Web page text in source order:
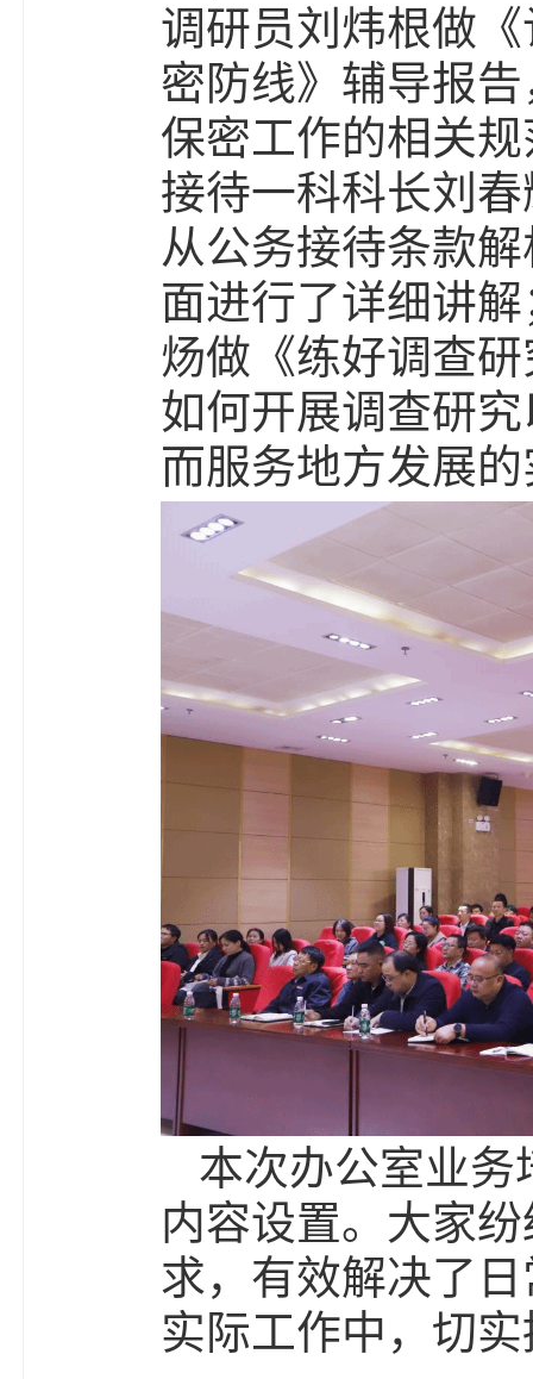
调研员刘炜根做
密防线》辅导报
保密工作的相关
接待一科科长刘
从公务接待条款
面进行了详细讲
炀做《练好调查
如何开展调查研
而服务地方发展
本次办公室业务
内容设置。大家
求，有效解决了
实际工作中，切